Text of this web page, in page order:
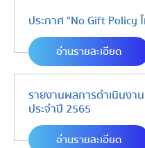
ประกาศ "No Gift Policy
อ่านรายละเอียด
รายงานผลการดำเนินง
ประจำปี 2565
อ่านรายละเอียด